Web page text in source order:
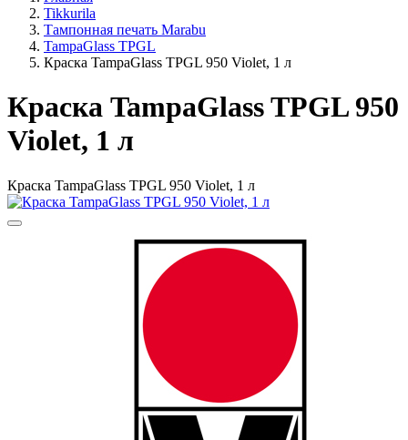
Tikkurila
Тампонная печать Marabu
TampaGlass TPGL
Краска TampaGlass TPGL 950 Violet, 1 л
Краска TampaGlass TPGL 950
Violet, 1 л
Краска TampaGlass TPGL 950 Violet, 1 л